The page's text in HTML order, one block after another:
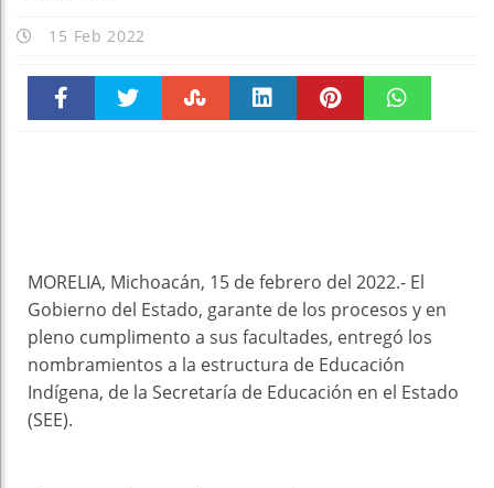
15 Feb 2022
MORELIA, Michoacán, 15 de febrero del 2022.- El
Gobierno del Estado, garante de los procesos y en
pleno cumplimento a sus facultades, entregó los
nombramientos a la estructura de Educación
Indígena, de la Secretaría de Educación en el Estado
(SEE).